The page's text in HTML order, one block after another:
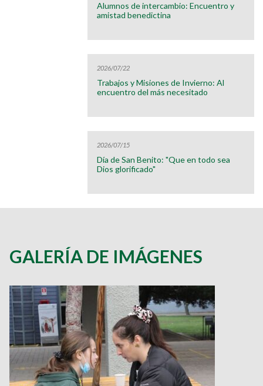
Alumnos de intercambio: Encuentro y
amistad benedictina
2026/07/22
Trabajos y Misiones de Invierno: Al
encuentro del más necesitado
2026/07/15
Día de San Benito: "Que en todo sea
Dios glorificado"
GALERÍA DE IMÁGENES